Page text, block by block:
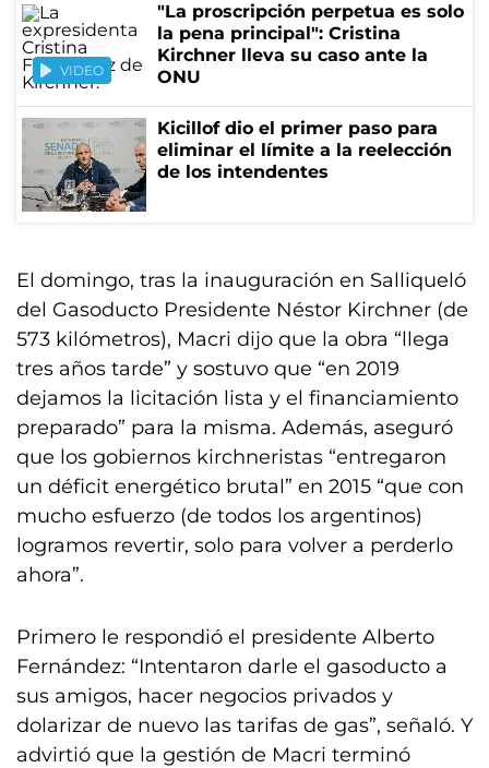
VIDEO
"La proscripción perpetua es solo
la pena principal": Cristina
Kirchner lleva su caso ante la
ONU
Kicillof dio el primer paso para
eliminar el límite a la reelección
de los intendentes
El domingo, tras la inauguración en Salliqueló
del Gasoducto Presidente Néstor Kirchner (de
573 kilómetros), Macri dijo que la obra “llega
tres años tarde” y sostuvo que “en 2019
dejamos la licitación lista y el financiamiento
preparado” para la misma. Además, aseguró
que los gobiernos kirchneristas “entregaron
un déficit energético brutal” en 2015 “que con
mucho esfuerzo (de todos los argentinos)
logramos revertir, solo para volver a perderlo
ahora”.
Primero le respondió el presidente Alberto
Fernández: “Intentaron darle el gasoducto a
sus amigos, hacer negocios privados y
dolarizar de nuevo las tarifas de gas”, señaló. Y
advirtió que la gestión de Macri terminó